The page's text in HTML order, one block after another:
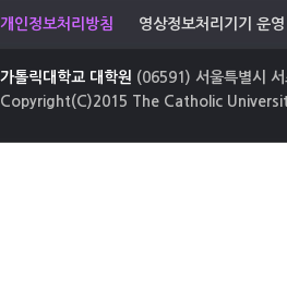
개인정보처리방침 영상정보처리기기 운
가톨릭대학교 대학원 (06591) 서울특별시
Copyright(C)2015 The Catholic